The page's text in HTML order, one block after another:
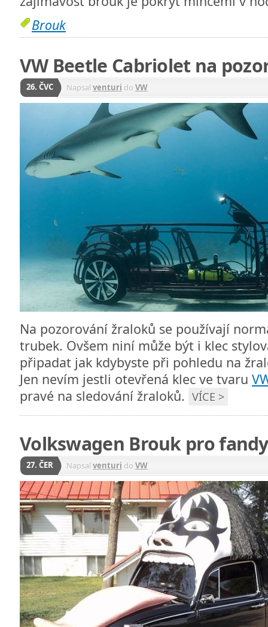
Brouk
VW Beetle Cabriolet na
26. ČVC Napsal venturi do VW
Na pozorování žraloků se používají
trubek. Ovšem niní může být i klec
připadat jak kdybyste při pohledu na
Jen nevím jestli otevřená klec ve tvaru
pravé na sledování žraloků. VÍCE >
Volkswagen Brouk pro
27. ČER Napsal venturi do VW